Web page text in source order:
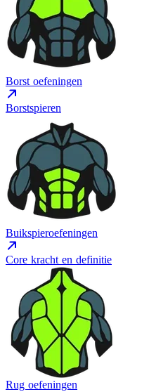
Borst oefeningen
Borstspieren
Buikspieroefeningen
Core kracht en definitie
Rug oefeningen